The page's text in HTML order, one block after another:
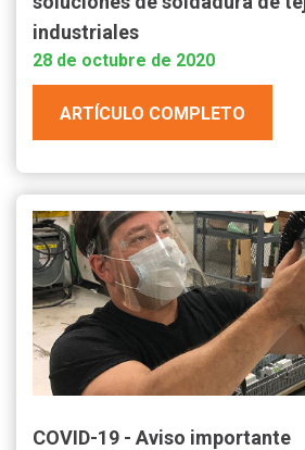
industriales
28 de octubre de 2020
ARTÍCULO COMPLETO
COVID-19 - Aviso importante